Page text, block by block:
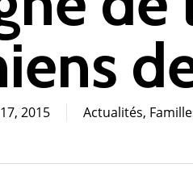
2015 Actualités,